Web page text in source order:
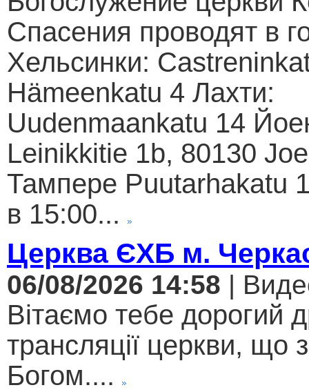
Спасения проводят в
Хельсинки:
Hämeenkatu 4 Лахти:
Uudenmaankatu 14
Leinikkitie 1b, 80130
Тампере Puutarhakatu
в 15:00...
Церква ЄХБ м.
06/08/2026 14:58 |
Вітаємо тебе дорогий
трансляції церкви, що
Богом....